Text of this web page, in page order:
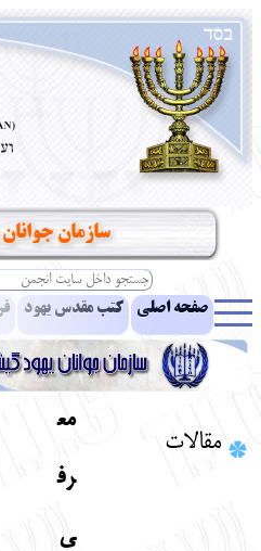
سازمان جوانان
صفحه اصلی کتب مقدس یهود
ادبیات آموزش زبان عبری
نهاد های انجمن
مقالات
مع
رف
ی